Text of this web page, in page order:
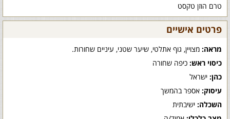
טרם הוזן טקסט
פרטים אישיים
מראה: מצויין, גוף אתלטי, שיער שטני, עיניים שחורות.
כיסוי ראש: כיפה שחורה
כהן: ישראל
עיסוק: אספר בהמשך
השכלה: ישיבתית